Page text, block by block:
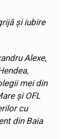
și iubire
Alexe,
mei din
și OFL
cu
din Baia